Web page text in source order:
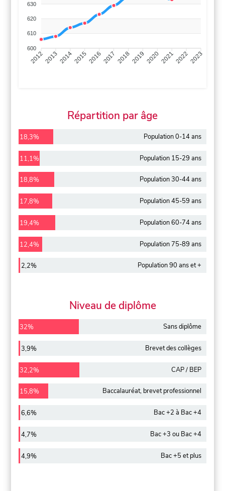
630
620
610
600
201220132014201520162017 20182019 2020202120222023
Répartition par âge
18,3% Population 0-14 ans
11,1% Population 15-29 ans
18,8% Population 30-44 ans
17,8% Population 45-59 ans
19,4% Population 60-74 ans
12,4% Population 75-89 ans
2,2% Population 90 ans et +
Niveau de diplôme
32% Sans diplôme
3,9% Brevet des collèges
32,2% CAP / BEP
15,8% Baccalauréat, brevet professionnel
6,6% Bac +2 à Bac +4
4,7% Bac +3 ou Bac +4
4,9% Bac +5 et plus